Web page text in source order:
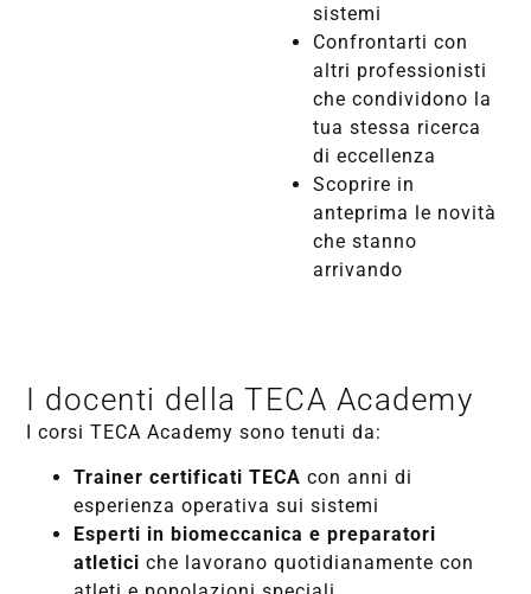
sistemi
Confrontarti con
altri professionisti
che condividono la
tua stessa ricerca
di eccellenza
Scoprire in
anteprima le novità
che stanno
arrivando
I docenti della TECA Academy
I corsi TECA Academy sono tenuti da:
Trainer certificati TECA con anni di
esperienza operativa sui sistemi
Esperti in biomeccanica e preparatori
atletici che lavorano quotidianamente con